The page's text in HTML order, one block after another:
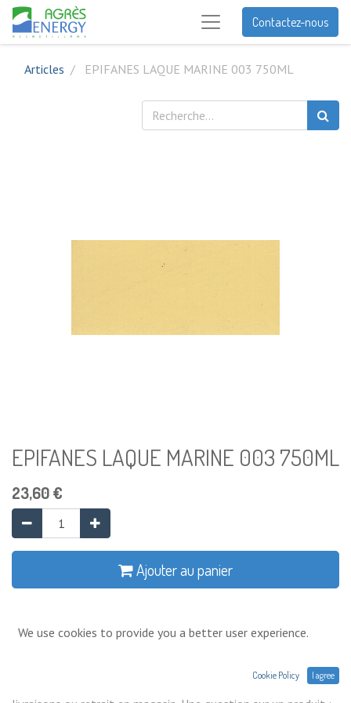
Contactez-nous
Articles EPIFANES LAQUE MARINE 003 750ML
EPIFANES LAQUE MARINE 003 750ML
23,60€
Ajouter au panier
Prix exprimés Hors TVA. Expéditions,
We use cookies to provide you a better user experience.
Cookie Policy I agree